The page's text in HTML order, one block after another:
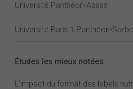
Université Panthéon-Assas
Université Paris 1 Panthéon-
Études les mieux notées
L'impact du format des labels